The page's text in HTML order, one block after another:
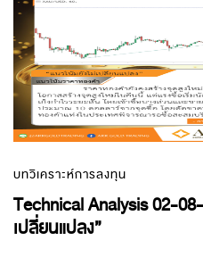
บทวิเคราะห์การลงทุน
Technical Analysis 02-
เปลี่ยนแปลง”